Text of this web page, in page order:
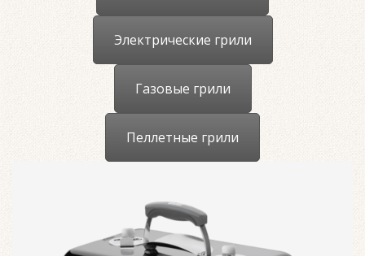
Электрические грили
Газовые грили
Пеллетные грили